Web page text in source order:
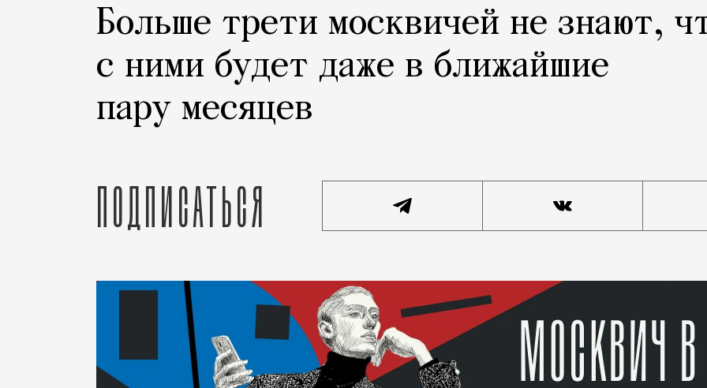
Больше трети москвичей не знают,
с ними будет даже в ближайшие
пару месяцев
Подписаться